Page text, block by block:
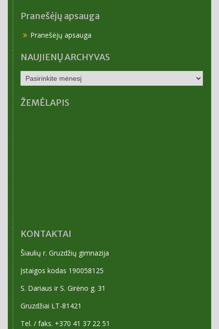
Pranešėjų apsauga
Pranešėjų apsauga
NAUJIENŲ ARCHYVAS
NAUJIENŲ
ARCHYVAS
ŽEMĖLAPIS
KONTAKTAI
Šiaulių r. Gruzdžių gimnazija
Įstaigos kodas 190058125
S. Dariaus ir S. Girėno g. 31
Gruzdžiai LT-81421
Tel. / faks. +370 41 37 22 51